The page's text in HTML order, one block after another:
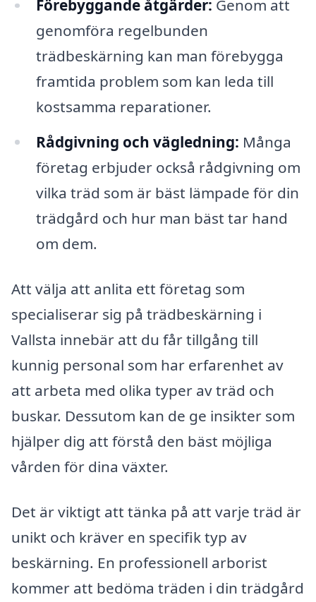
Förebyggande åtgärder: Genom att
genomföra regelbunden
trädbeskärning kan man förebygga
framtida problem som kan leda till
kostsamma reparationer.
Rådgivning och vägledning: Många
företag erbjuder också rådgivning om
vilka träd som är bäst lämpade för din
trädgård och hur man bäst tar hand
om dem.
Att välja att anlita ett företag som
specialiserar sig på trädbeskärning i
Vallsta innebär att du får tillgång till
kunnig personal som har erfarenhet av
att arbeta med olika typer av träd och
buskar. Dessutom kan de ge insikter som
hjälper dig att förstå den bäst möjliga
vården för dina växter.
Det är viktigt att tänka på att varje träd är
unikt och kräver en specifik typ av
beskärning. En professionell arborist
kommer att bedöma träden i din trädgård